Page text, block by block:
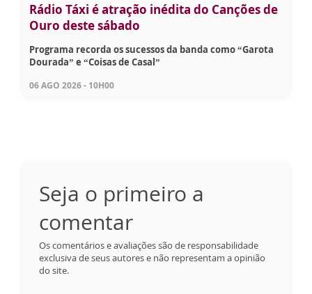
Rádio Táxi é atração inédita do Canções de
Ouro deste sábado
Programa recorda os sucessos da banda como “Garota
Dourada” e “Coisas de Casal”
06 AGO 2026 - 10H00
Seja o primeiro a
comentar
Os comentários e avaliações são de responsabilidade
exclusiva de seus autores e não representam a opinião
do site.